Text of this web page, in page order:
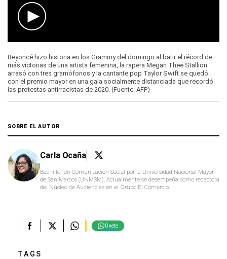
seconds
of
0
seconds
Beyoncé hizo historia en los Grammy del domingo al batir el récord de
más victorias de una artista femenina, la rapera Megan Thee Stallion
arrasó con tres gramófonos y la cantante pop Taylor Swift se quedó
con el premio mayor en una gala socialmente distanciada que recordó
las protestas antirracistas de 2020. (Fuente: AFP)
SOBRE EL AUTOR
Carla Ocaña
Bachiller en Comunicación Social por la Universidad Nacional Mayor
de San Marcos (UNMSM). Actualmente se desempeña como redactora
del Núcleo de Audiencias en el Grupo El Comercio.
Únete
TAGS